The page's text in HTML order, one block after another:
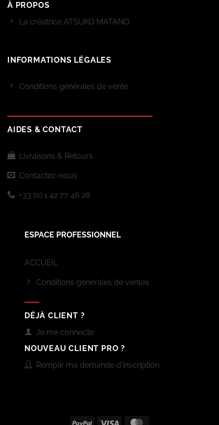
À PROPOS
La créatrice ATSUKO MATANO
INFORMATIONS LÉGALES
Conditions générales de vente
AIDES & CONTACT
Livraisons & Retours
Contactez-nous
+33 (0) 1 42 77 46 28
ESPACE PROFESSIONNEL
ACCUEIL
Conditions générales de ventes
DÉJÀ CLIENT ?
Je me connecte
NOUVEAU CLIENT PRO ?
Remplir ma demande d'inscription
PayPal Visa